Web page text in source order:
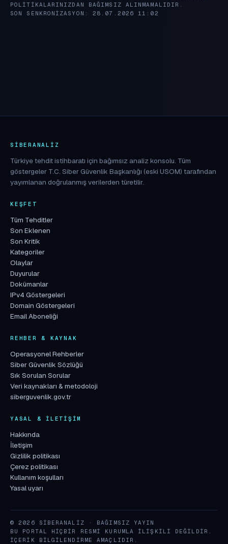
POLITIKALARINIZDAN BAĞIMSIZ ALINMAMALIDIR.
SON SENKRONIZASYON: 28.07.2026 11:02
SIBERANALIZ
Türkiye tehdit istihbaratı için bağımsız analiz konsolu. Tüm
göstergeler T.C. Siber Güvenlik Başkanlığı (eski USOM) tarafından
yayımlanan doğrulanmış verilerden türetilir.
KEŞFET
Tüm Tehditler
Son Eklenen
Son Kritik
Kategoriler
Olaylar
Duyurular
Dokümanlar
IPv4 Göstergeleri
Domain Göstergeleri
Email Aboneliği
REHBER & KAYNAK
Operasyonel Rehberler
Siber Güvenlik Sözlüğü
Sık Sorulan Sorular
Veri kaynakları & metodoloji
siberguvenlik.gov.tr
YASAL & İLETIŞIM
Hakkında
İletişim
Gizlilik politikası
Çerez politikası
Kullanım koşulları
Yasal uyarı
© 2026 SIBERANALIZ · BAĞIMSIZ YAYIN
BU PORTAL HIÇBIR RESMI KURUMLA ILIŞKILI DEĞILDIR.
İÇERIK BILGILENDIRME AMAÇLIDIR.